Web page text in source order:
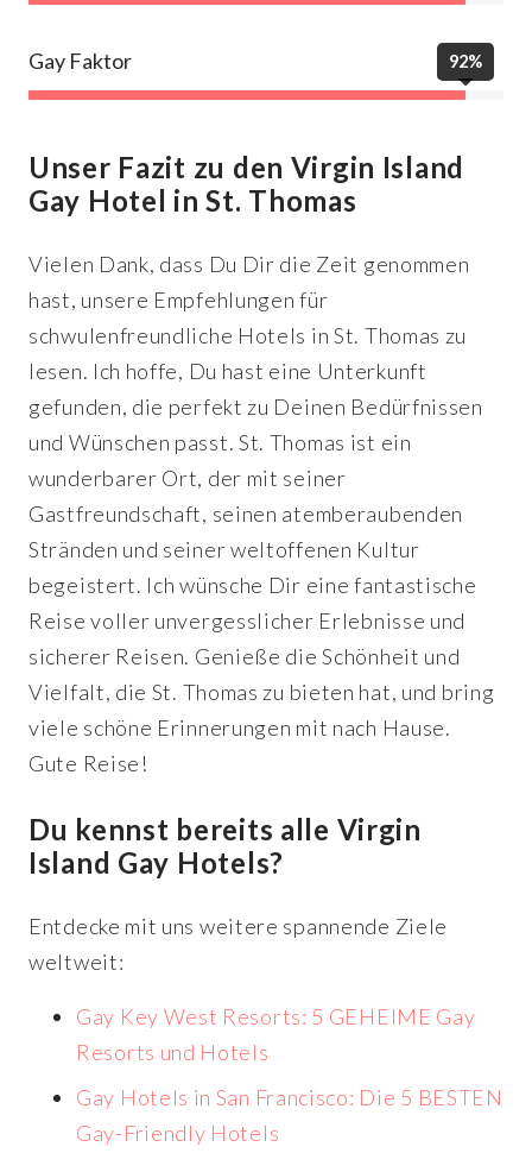
Gay Faktor 92%
Unser Fazit zu den Virgin Island
Gay Hotel in St. Thomas
Vielen Dank, dass Du Dir die Zeit genommen
hast, unsere Empfehlungen für
schwulenfreundliche Hotels in St. Thomas zu
lesen. Ich hoffe, Du hast eine Unterkunft
gefunden, die perfekt zu Deinen Bedürfnissen
und Wünschen passt. St. Thomas ist ein
wunderbarer Ort, der mit seiner
Gastfreundschaft, seinen atemberaubenden
Stränden und seiner weltoffenen Kultur
begeistert. Ich wünsche Dir eine fantastische
Reise voller unvergesslicher Erlebnisse und
sicherer Reisen. Genieße die Schönheit und
Vielfalt, die St. Thomas zu bieten hat, und bring
viele schöne Erinnerungen mit nach Hause.
Gute Reise!
Du kennst bereits alle Virgin
Island Gay Hotels?
Entdecke mit uns weitere spannende Ziele
weltweit:
Gay Key West Resorts: 5 GEHEIME Gay
Resorts und Hotels
Gay Hotels in San Francisco: Die 5 BESTEN
Gay-Friendly Hotels